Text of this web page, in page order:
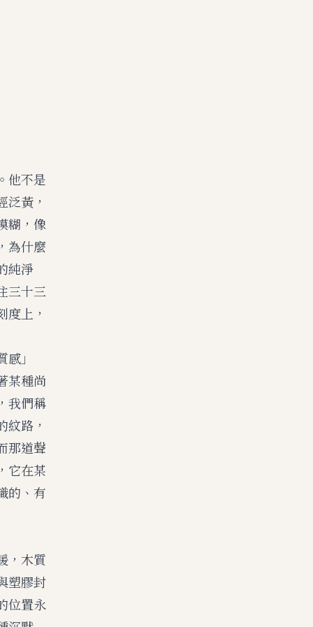
他不是
黃，
糊，像
為什麼
純淨
三十三
上，
」
某種尚
我們稱
路，
那道聲
它在某
的、有
，木質
塑膠封
位置永